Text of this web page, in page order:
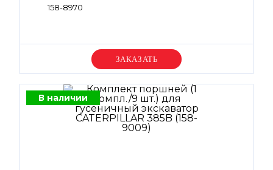
158-8970
Уточняйте цену
В наличии